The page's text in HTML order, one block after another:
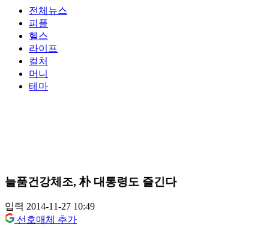
전체뉴스
피플
헬스
라이프
컬처
머니
테마
늘품건강체조, 朴 대통령도 즐긴다
입력 2014-11-27 10:49
선호매체 추가